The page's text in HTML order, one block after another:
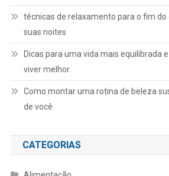
técnicas de relaxamento para o fim
suas noites
Dicas para uma vida mais equilibrada
viver melhor
Como montar uma rotina de beleza
de você
CATEGORIAS